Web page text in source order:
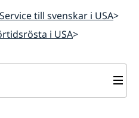
Service till svenskar i USA
i USA